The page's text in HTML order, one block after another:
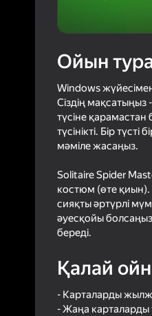
Ойын
Windows
Сіздің
түсіне қарамастан
түсінікті. Бір
мәміле жасаңыз.
Solitaire Spider
костюм (өте
сияқты әртүрлі
әуесқойы
береді.
Қалай
- Карталарды
- Жаңа карталарды